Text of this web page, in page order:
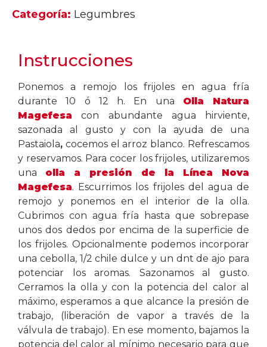
Categoría: Legumbres
Instrucciones
Ponemos a remojo los frijoles en agua fría
durante 10 ó 12 h. En una Olla Natura
Magefesa con abundante agua hirviente,
sazonada al gusto y con la ayuda de una
Pastaiola, cocemos el arroz blanco. Refrescamos
y reservamos. Para cocer los frijoles, utilizaremos
una olla a presión de la Línea Nova
Magefesa. Escurrimos los frijoles del agua de
remojo y ponemos en el interior de la olla.
Cubrimos con agua fría hasta que sobrepase
unos dos dedos por encima de la superficie de
los frijoles. Opcionalmente podemos incorporar
una cebolla, 1/2 chile dulce y un dnt de ajo para
potenciar los aromas. Sazonamos al gusto.
Cerramos la olla y con la potencia del calor al
máximo, esperamos a que alcance la presión de
trabajo, (liberación de vapor a través de la
válvula de trabajo). En ese momento, bajamos la
potencia del calor al mínimo necesario para que